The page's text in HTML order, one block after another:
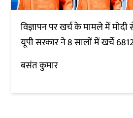
विज्ञापन पर खर्च के मामले में
यूपी सरकार ने 8 सालों में खर्चे
बसंत कुमार